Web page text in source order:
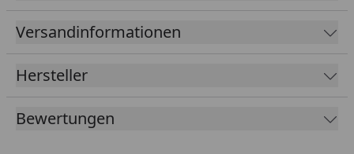
fachgerecht und nach Herstellervorgaben erfolgen.
Gerade bei sicherheitsrelevanten Teilen lohnt sich der
Sicherheit und Funktion Ihres Motorrads zuverlässig
wieder her. Damit sind Sie für den sicheren Betrieb
Ihres Motorrads bestens gerüstet.
Versandinformationen
Hersteller
Bewertungen